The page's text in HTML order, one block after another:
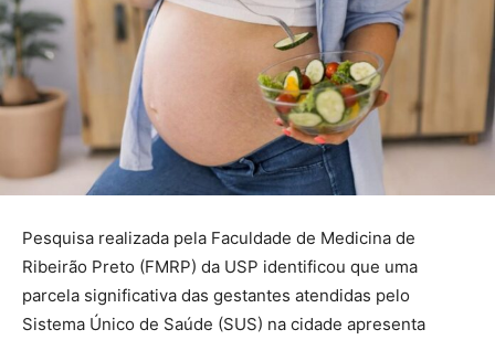
Pesquisa realizada pela Faculdade de Medicina de
Ribeirão Preto (FMRP) da USP identificou que uma
parcela significativa das gestantes atendidas pelo
Sistema Único de Saúde (SUS) na cidade apresenta